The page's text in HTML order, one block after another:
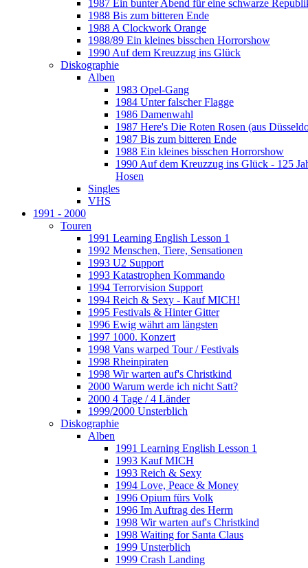
1987 Ein bunter Abend für eine schwarze
1988 Bis zum bitteren Ende
1988 A Clockwork Orange
1988/89 Ein kleines bisschen Horrorshow
1990 Auf dem Kreuzzug ins Glück
Diskographie
Alben
1983 Opel-Gang
1984 Unter falscher Flagge
1986 Damenwahl
1987 Here's Die Roten Rosen (aus
1987 Bis zum bitteren Ende
1988 Ein kleines bisschen Horrorshow
1990 Auf dem Kreuzzug ins Glück - 125
Hosen
Singles
VHS
1991 - 2000
Touren
1991 Learning English Lesson 1
1992 Menschen, Tiere, Sensationen
1993 U2 Support
1993 Katastrophen Kommando
1994 Terrorvision Support
1994 Reich & Sexy - Kauf MICH!
1995 Festivals & Hinter Gitter
1996 Ewig währt am längsten
1997 1000. Konzert
1998 Vans warped Tour / Festivals
1998 Rheinpiraten
1998 Wir warten auf's Christkind
2000 Warum werde ich nicht Satt?
2000 4 Tage / 4 Länder
1999/2000 Unsterblich
Diskographie
Alben
1991 Learning English Lesson 1
1993 Kauf MICH
1993 Reich & Sexy
1994 Love, Peace & Money
1996 Opium fürs Volk
1996 Im Auftrag des Herrn
1998 Wir warten auf's Christkind
1998 Waiting for Santa Claus
1999 Unsterblich
1999 Crash Landing